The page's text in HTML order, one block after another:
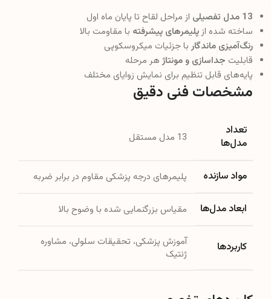
13 مدل تفصیلی
از مراحل لقاح تا پایان ماه اول
ساخته شده ازپلیمرهای پیشرفته با مقاومت بالا
رنگ‌آمیزی ماندگاربا جزئیات میکروسکوپی
قابلیت جداسازی و مونتاژهر مرحله
پایه‌های قابل تنظیم برای نمایش زوایای مختلف
مشخصات فنی دقیق
تعداد
مدل‌ها
13 مدل مستقل
مواد سازنده پلیمرهای درجه پزشکی مقاوم در برابر ضربه
ابعاد مدل‌ها مقیاس بزرگنمایی شده با وضوح بالا
کاربردها
آموزش پزشکی، تحقیقات سلولی، مشاوره
ژنتیک